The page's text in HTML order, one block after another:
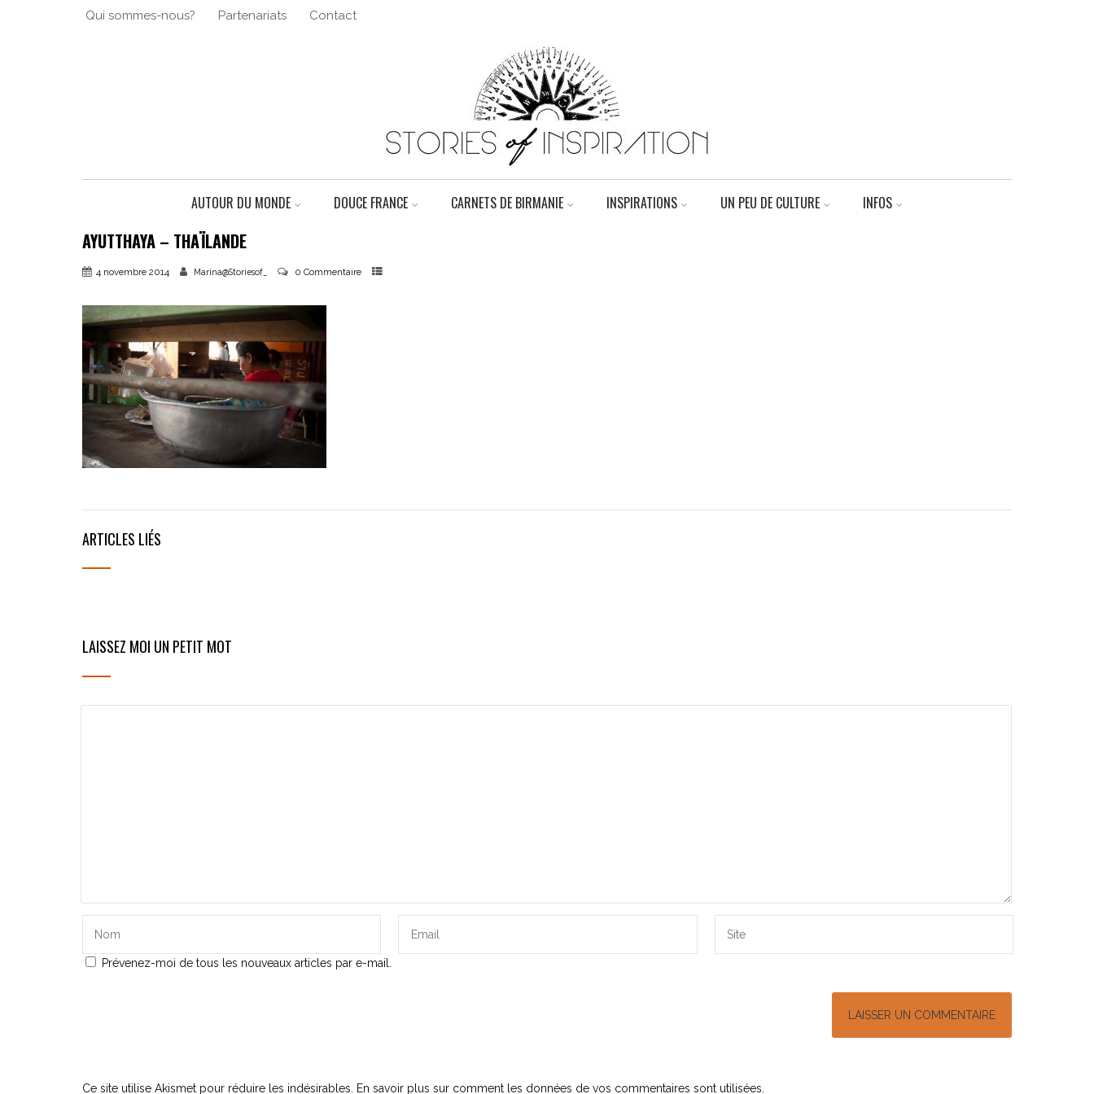
Qui sommes-nous? Partenariats Contact
AUTOUR DU MONDE DOUCE FRANCE CARNETS DE BIRMANIE INSPIRATIONS UN PEU DE CULTURE INFOS
AYUTTHAYA – THAÏLANDE
4 novembre 2014 Marina@Storiesof_ 0 Commentaire
ARTICLES LIÉS
LAISSEZ MOI UN PETIT MOT
Prévenez-moi de tous les nouveaux articles par e-mail.
Ce site utilise Akismet pour réduire les indésirables. En savoir plus sur comment les données de vos commentaires sont utilisées